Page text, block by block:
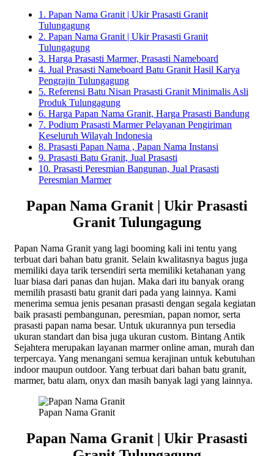
1. Papan Nama Granit | Ukir Prasasti Granit
Tulungagung
2. Papan Nama Granit | Ukir Prasasti Granit
Tulungagung
3. Harga Prasasti Marmer, Prasasti Nameboard
4. Jual Prasasti Nameboard Batu Granit Hasil Karya
Pengrajin Tulungagung
5. Referensi Batu Nisan Prasasti Granit Minimalis Asli
Produk Tulungagung
6. Harga Papan Nama Granit, Harga Prasasti Bandung
7. Podium Prasasti Marmer Pelayanan Pengiriman
Keseluruh Wilayah Indonesia
8. Prasasti Papan Nama , Papan Nama Instansi
9. Prasasti Batu Granit, Jual Prasasti
10. Prasasti Peresmian Bangunan, Jual Prasasti
Peresmian Marmer
Papan Nama Granit | Ukir Prasasti
Granit Tulungagung
Papan Nama Granit yang lagi booming kali ini tentu yang
terbuat dari bahan batu granit. Selain kwalitasnya bagus juga
memiliki daya tarik tersendiri serta memiliki ketahanan yang
luar biasa dari panas dan hujan. Maka dari itu banyak orang
memilih prasasti batu granit dari pada yang lainnya. Kami
menerima semua jenis pesanan prasasti dengan segala kegiatan
baik prasasti pembangunan, peresmian, papan nomor, serta
prasasti papan nama besar. Untuk ukurannya pun tersedia
ukuran standart dan bisa juga ukuran custom. Bintang Antik
Sejahtera merupakan layanan marmer online aman, murah dan
terpercaya. Yang menangani semua kerajinan untuk kebutuhan
indoor maupun outdoor. Yang terbuat dari bahan batu granit,
marmer, batu alam, onyx dan masih banyak lagi yang lainnya.
Papan Nama Granit
Papan Nama Granit | Ukir Prasasti